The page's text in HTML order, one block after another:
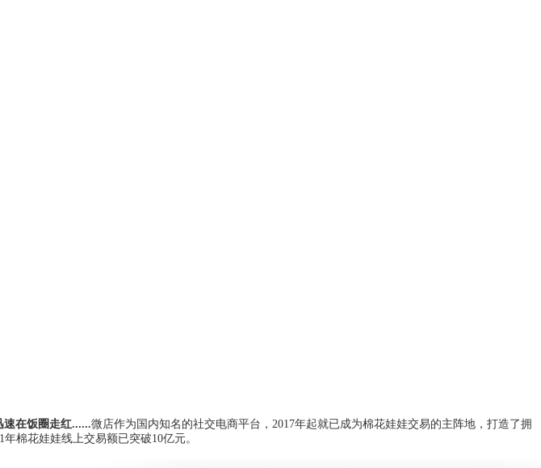
速在饭圈走红......微店作为国内知名的社交电商平台，2017年起就已成为棉花娃娃交易的主阵地，打造了拥
棉花娃娃线上交易额已突破10亿元。